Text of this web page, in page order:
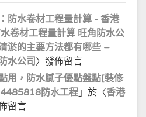
防水卷材工程量計算 - 香港
卷材工程量計算 旺角防水公
淤的主要方法都有哪些 –
水公司 〉發佈留言
用，防水膩子優點盤點[裝修
防水工程 」於〈香港
留言